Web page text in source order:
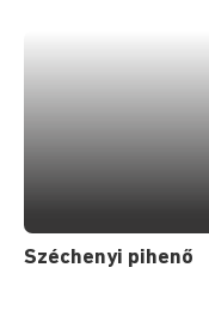
Széchenyi pihenő